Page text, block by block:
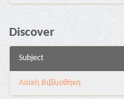
Discover
Subject
Λαϊκή Βιβλιοθήκη